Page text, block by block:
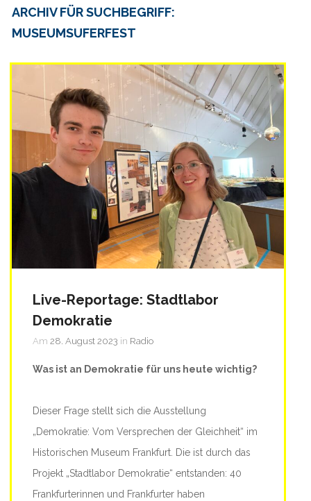
ARCHIV FÜR SUCHBEGRIFF:
MUSEUMSUFERFEST
Live-Reportage: Stadtlabor
Demokratie
Am 28. August 2023 in Radio
Was ist an Demokratie für uns heute wichtig?
Dieser Frage stellt sich die Ausstellung
„Demokratie: Vom Versprechen der Gleichheit“ im
Historischen Museum Frankfurt. Die ist durch das
Projekt „Stadtlabor Demokratie“ entstanden: 40
Frankfurterinnen und Frankfurter haben